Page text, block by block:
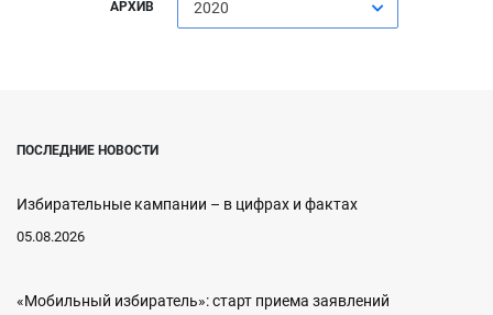
АРХИВ 2020
ПОСЛЕДНИЕ НОВОСТИ
Избирательные кампании – в цифрах и фактах
05.08.2026
«Мобильный избиратель»: старт приема заявлений